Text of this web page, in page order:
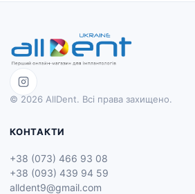
© 2026 AllDent. Всі права захищено.
КОНТАКТИ
+38 (073) 466 93 08
+38 (093) 439 94 59
alldent9@gmail.com